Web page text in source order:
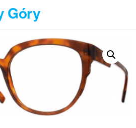
Góry